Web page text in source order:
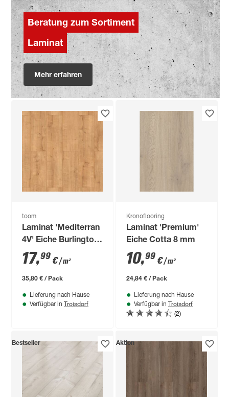
Beratung zum Sortiment
Laminat
Mehr erfahren
toom
Laminat 'Mediterran
4V' Eiche Burlington
eichefarben 8 mm
17,99 €/ m²
35,80 € / Pack
Lieferung nach Hause
Verfügbar in Troisdorf
Kronoflooring
Laminat 'Premium'
Eiche Cotta 8 mm
10,99 €/ m²
24,84 € / Pack
Lieferung nach Hause
Verfügbar in Troisdorf
(2)
Bestseller Aktion